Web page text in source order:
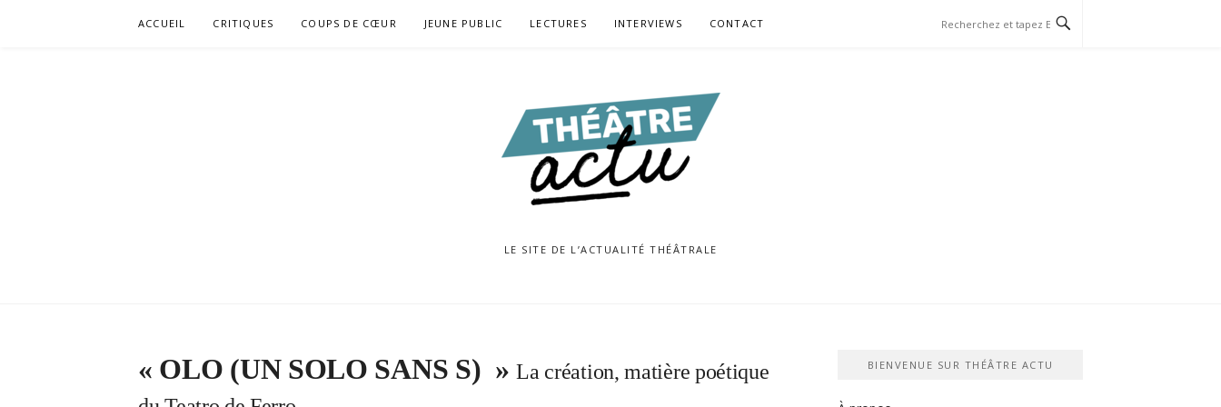
ACCUEIL CRITIQUES COUPS DE CŒUR JEUNE PUBLIC LECTURES INTERVIEWS CONTACT
LE SITE DE L’ACTUALITÉ THÉÂTRALE
« OLO (UN SOLO SANS S) »La création, matière poétique
BIENVENUE SUR THÉÂTRE ACTU